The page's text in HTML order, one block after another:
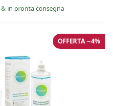
& in pronta consegna
OFFERTA −4%